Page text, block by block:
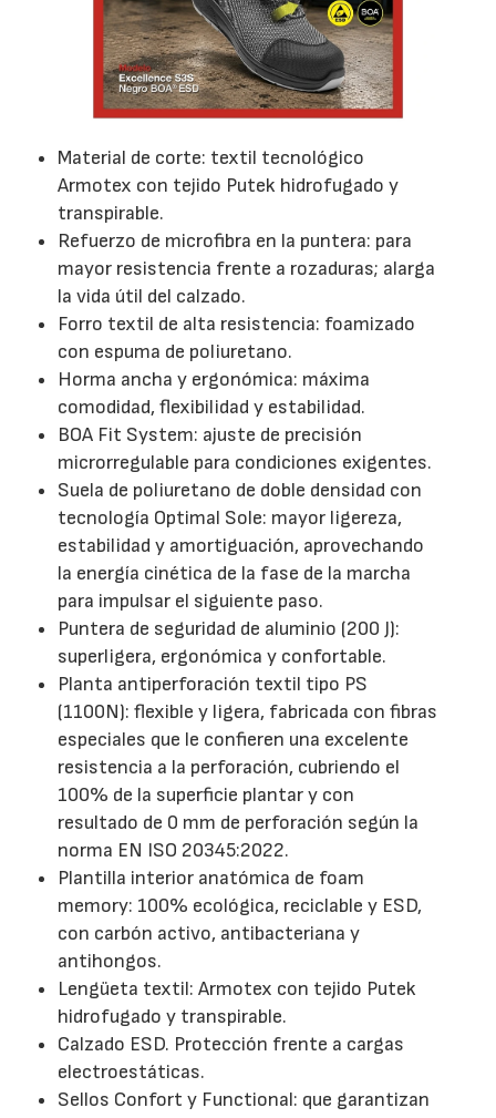
Material de corte: textil tecnológico
Armotex con tejido Putek hidrofugado y
transpirable.
Refuerzo de microfibra en la puntera: para
mayor resistencia frente a rozaduras; alarga
la vida útil del calzado.
Forro textil de alta resistencia: foamizado
con espuma de poliuretano.
Horma ancha y ergonómica: máxima
comodidad, flexibilidad y estabilidad.
BOA Fit System: ajuste de precisión
microrregulable para condiciones exigentes.
Suela de poliuretano de doble densidad con
tecnología Optimal Sole: mayor ligereza,
estabilidad y amortiguación, aprovechando
la energía cinética de la fase de la marcha
para impulsar el siguiente paso.
Puntera de seguridad de aluminio (200 J):
superligera, ergonómica y confortable.
Planta antiperforación textil tipo PS
(1100N): flexible y ligera, fabricada con fibras
especiales que le confieren una excelente
resistencia a la perforación, cubriendo el
100% de la superficie plantar y con
resultado de 0 mm de perforación según la
norma EN ISO 20345:2022.
Plantilla interior anatómica de foam
memory: 100% ecológica, reciclable y ESD,
con carbón activo, antibacteriana y
antihongos.
Lengüeta textil: Armotex con tejido Putek
hidrofugado y transpirable.
Calzado ESD. Protección frente a cargas
electroestáticas.
Sellos Confort y Functional: que garantizan